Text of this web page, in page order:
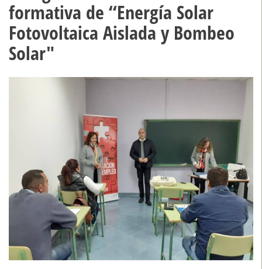
formativa de ‘‘Energía Solar
Fotovoltaica Aislada y Bombeo
Solar"